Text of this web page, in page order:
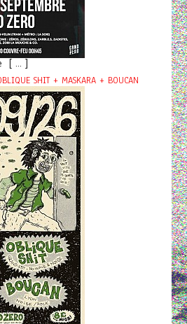
[ ... ]
SHIT + MASKARA + BOUCAN